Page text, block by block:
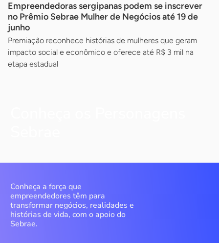
Empreendedoras sergipanas podem se inscrever
no Prêmio Sebrae Mulher de Negócios até 19 de
junho
Premiação reconhece histórias de mulheres que geram
impacto social e econômico e oferece até R$ 3 mil na
etapa estadual
Conheça a força que
empreendedores têm para
transformar negócios, realidades e
histórias de vida, com o apoio do
Sebrae.